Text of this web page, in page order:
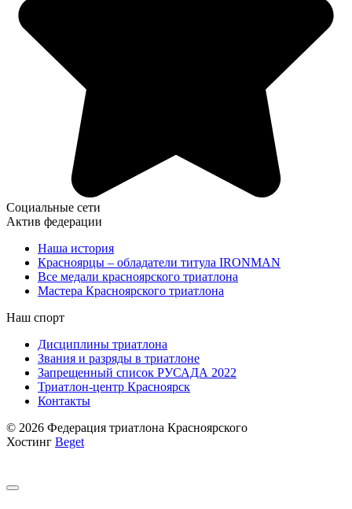
Социальные сети
Актив федерации
Наша история
Красноярцы – обладатели титула IRONMAN
Все медали красноярского триатлона
Мастера Красноярского триатлона
Наш спорт
Дисциплины триатлона
Звания и разряды в триатлоне
Запрещенный список РУСАДА 2022
Триатлон-центр Красноярск
Контакты
© 2026 Федерация триатлона Красноярского
Хостинг Beget